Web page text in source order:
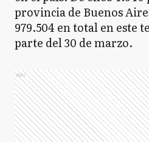
provincia de Buenos
979.504 en total en este
parte del 30 de marzo.
Ads